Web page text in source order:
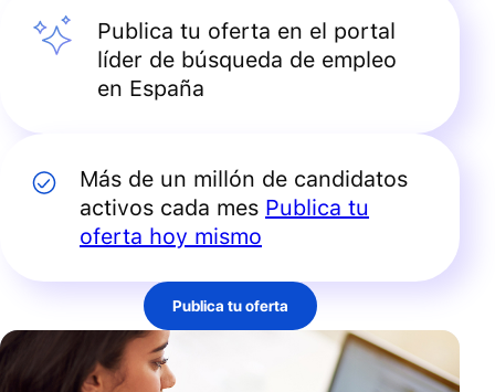
Publica tu oferta en el portal
líder de búsqueda de empleo
en España
Más de un millón de candidatos
activos cada mes Publica tu
oferta hoy mismo
Publica tu oferta